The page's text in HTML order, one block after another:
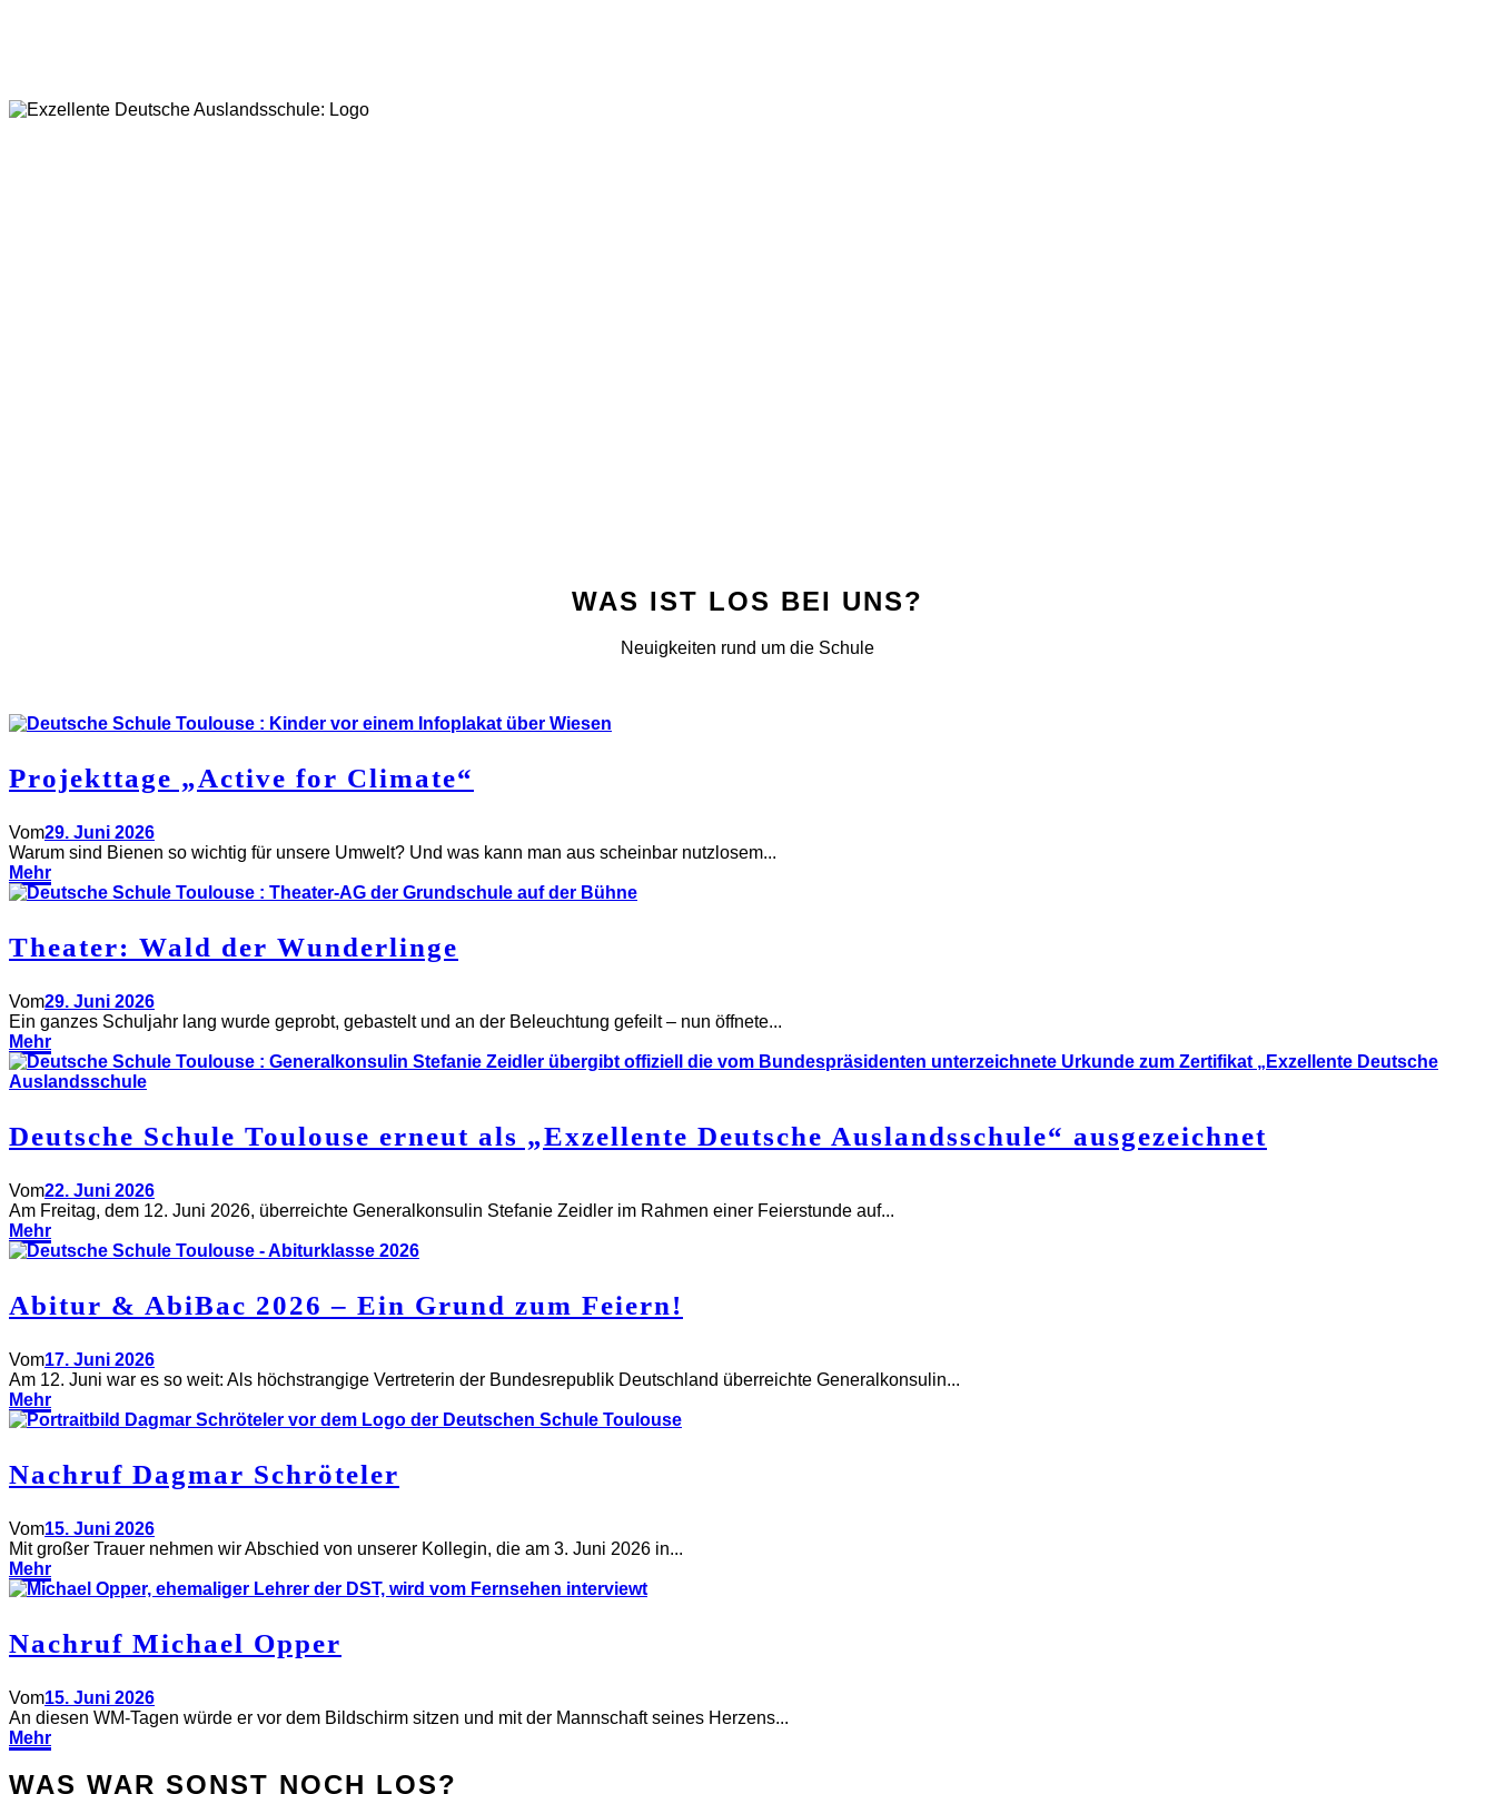
WAS IST LOS BEI UNS?
Neuigkeiten rund um die Schule
Projekttage „Active for Climate“
Vom29. Juni 2026
Warum sind Bienen so wichtig für unsere Umwelt? Und was kann man aus scheinbar nutzlosem...
Mehr
Theater: Wald der Wunderlinge
Vom29. Juni 2026
Ein ganzes Schuljahr lang wurde geprobt, gebastelt und an der Beleuchtung gefeilt – nun öffnete...
Mehr
Deutsche Schule Toulouse erneut als „Exzellente Deutsche Auslandsschule“ ausgezeichnet
Vom22. Juni 2026
Am Freitag, dem 12. Juni 2026, überreichte Generalkonsulin Stefanie Zeidler im Rahmen einer Feierstunde auf...
Mehr
Abitur & AbiBac 2026 – Ein Grund zum Feiern!
Vom17. Juni 2026
Am 12. Juni war es so weit: Als höchstrangige Vertreterin der Bundesrepublik Deutschland überreichte Generalkonsulin...
Mehr
Nachruf Dagmar Schröteler
Vom15. Juni 2026
Mit großer Trauer nehmen wir Abschied von unserer Kollegin, die am 3. Juni 2026 in...
Mehr
Nachruf Michael Opper
Vom15. Juni 2026
An diesen WM-Tagen würde er vor dem Bildschirm sitzen und mit der Mannschaft seines Herzens...
Mehr
WAS WAR SONST NOCH LOS?